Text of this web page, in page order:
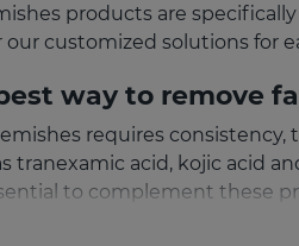
products are
our customized solutions for
way to remove
requires
tranexamic acid, kojic acid
to complement these